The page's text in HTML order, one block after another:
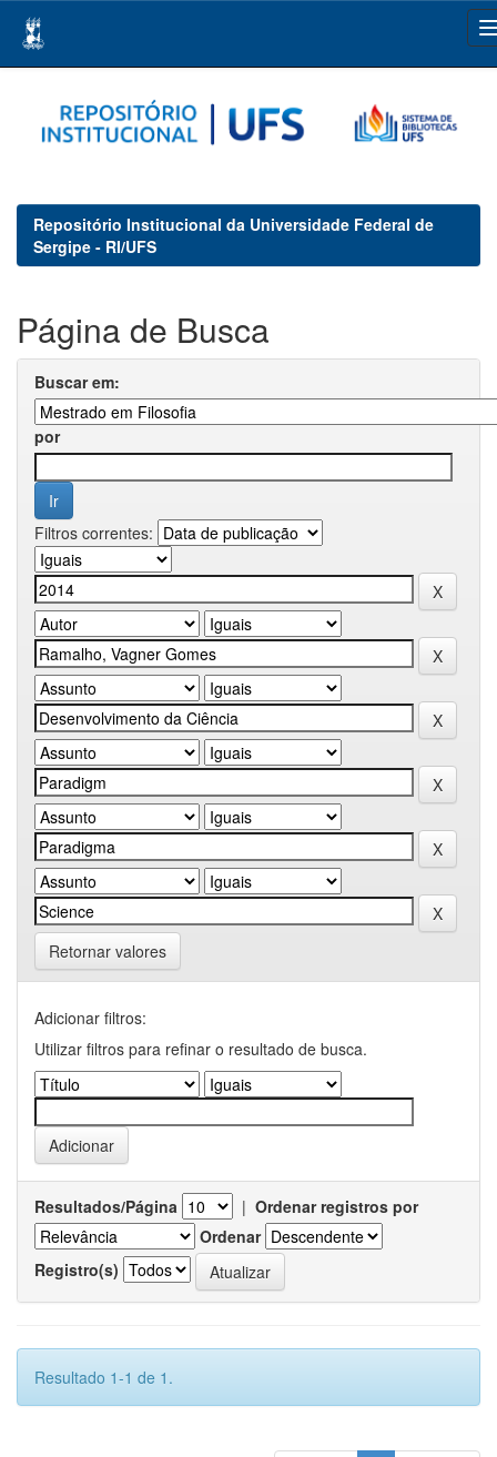
navigation
Repositório Institucional da Universidade Federal de
Sergipe - RI/UFS
Página de Busca
Buscar em:
por
Filtros correntes:
Retornar valores
Adicionar filtros:
Utilizar filtros para refinar o resultado de busca.
Resultados/Página | Ordenar registros por
Ordenar
Registro(s)
Resultado 1-1 de 1.